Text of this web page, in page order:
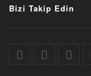
Bizi Takip Edin